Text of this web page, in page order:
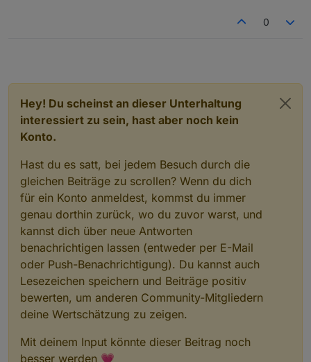
0
Hey! Du scheinst an dieser Unterhaltung
interessiert zu sein, hast aber noch kein
Konto.
Hast du es satt, bei jedem Besuch durch die
gleichen Beiträge zu scrollen? Wenn du dich
für ein Konto anmeldest, kommst du immer
genau dorthin zurück, wo du zuvor warst, und
kannst dich über neue Antworten
benachrichtigen lassen (entweder per E-Mail
oder Push-Benachrichtigung). Du kannst auch
Lesezeichen speichern und Beiträge positiv
bewerten, um anderen Community-Mitgliedern
deine Wertschätzung zu zeigen.
Mit deinem Input könnte dieser Beitrag noch
besser werden 💗